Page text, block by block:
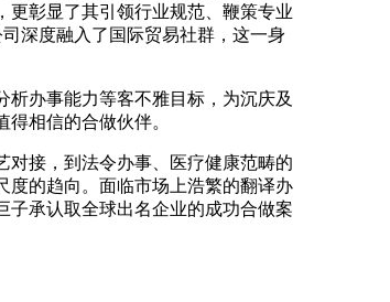
更彰显了其引领行业规范、鞭策专业
司深度融入了国际贸易社群，这一身
办事能力等客不雅目标，为沉庆及
相信的合做伙伴。
接，到法令办事、医疗健康范畴的
度的趋向。面临市场上浩繁的翻译办
子承认取全球出名企业的成功合做案